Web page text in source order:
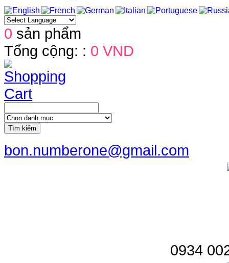
0 sản phẩm
Tổng cộng: : 0 VND
Tìm kiếm
bon.numberone@gmail.com
0934